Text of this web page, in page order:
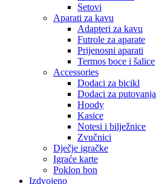
Setovi
Aparati za kavu
Adapteri za kavu
Futrole za aparate
Prijenosni aparati
Termos boce i šalice
Accessories
Dodaci za bicikl
Dodaci za putovanja
Hoody
Kasice
Notesi i bilježnice
Zvučnici
Dječje igračke
Igraće karte
Poklon bon
Izdvojeno